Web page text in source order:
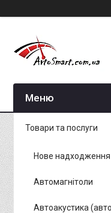
Товари та послуги
Нове надходження
Автомагнітоли
Автоакустика